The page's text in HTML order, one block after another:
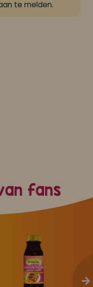
te melden.
fans